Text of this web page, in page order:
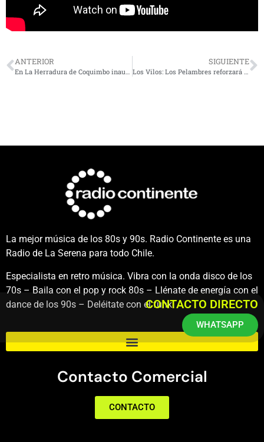
ANTERIOR SIGUIENTE
La mejor música de los 80s y 90s. Radio Continente es una
Radio de La Serena para todo Chile.
Especialista en retro música. Vibra con la onda disco de los
70s – Baila con el pop y rock 80s – Llénate de energía con el
dance de los 90s – Deléitate con el funk.
Contacto Comercial
CONTACTO
CONTACTO DIRECTO
WHATSAPP